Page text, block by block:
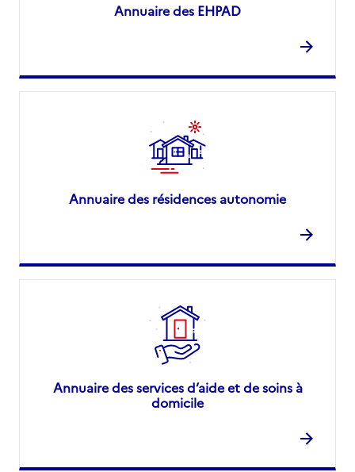
Annuaire des EHPAD
Annuaire des résidences autonomie
Annuaire des services d’aide et de soins à
domicile